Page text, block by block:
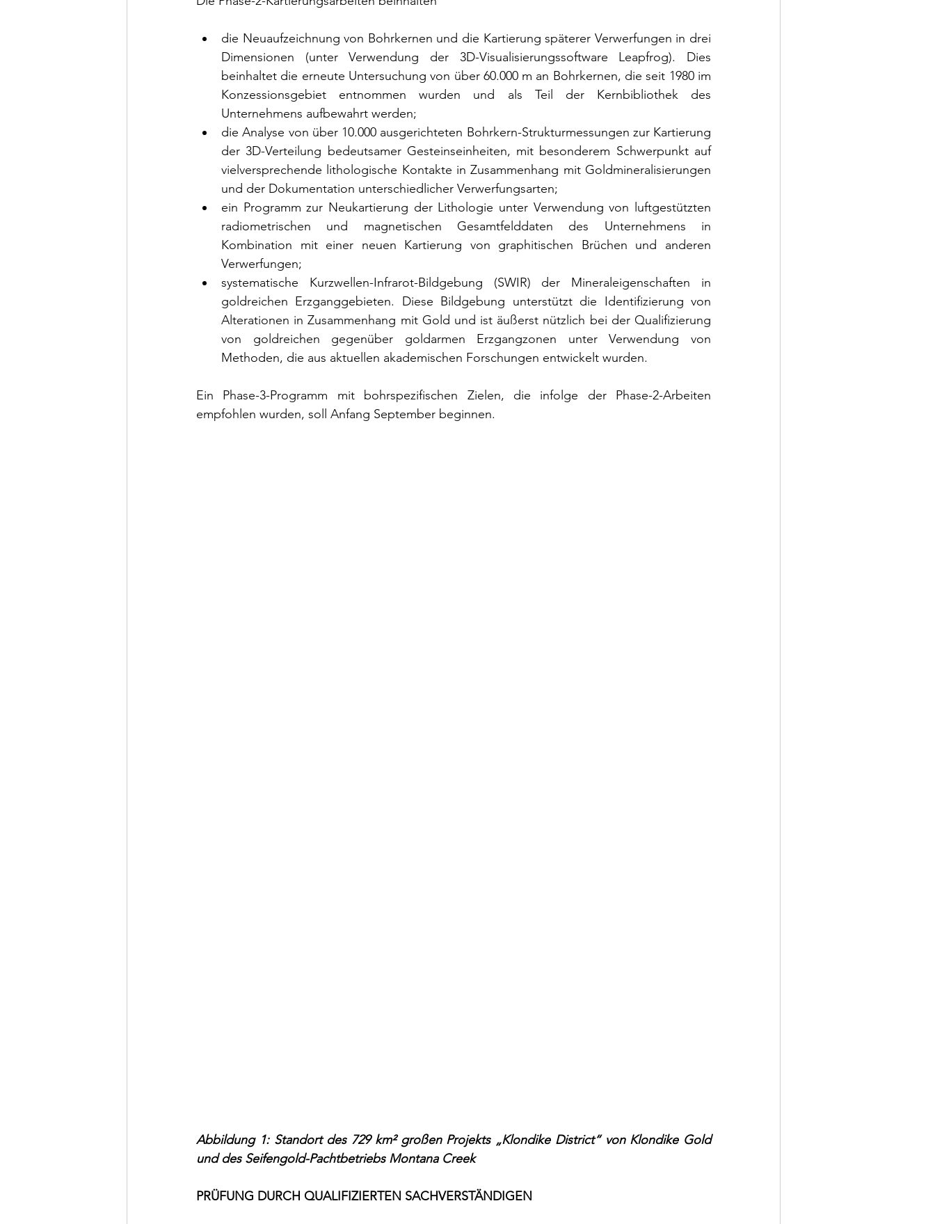
die Neuaufzeichnung von Bohrkernen und die Kartierung späterer Verwerfungen in drei
Dimensionen (unter Verwendung der 3D-Visualisierungssoftware Leapfrog). Dies
beinhaltet die erneute Untersuchung von über 60.000 m an Bohrkernen, die seit 1980 im
Konzessionsgebiet entnommen wurden und als Teil der Kernbibliothek des
Unternehmens aufbewahrt werden;
die Analyse von über 10.000 ausgerichteten Bohrkern-Strukturmessungen zur Kartierung
der 3D-Verteilung bedeutsamer Gesteinseinheiten, mit besonderem Schwerpunkt auf
vielversprechende lithologische Kontakte in Zusammenhang mit Goldmineralisierungen
und der Dokumentation unterschiedlicher Verwerfungsarten;
ein Programm zur Neukartierung der Lithologie unter Verwendung von luftgestützten
radiometrischen und magnetischen Gesamtfelddaten des Unternehmens in
Kombination mit einer neuen Kartierung von graphitischen Brüchen und anderen
Verwerfungen;
systematische Kurzwellen-Infrarot-Bildgebung (SWIR) der Mineraleigenschaften in
goldreichen Erzganggebieten. Diese Bildgebung unterstützt die Identifizierung von
Alterationen in Zusammenhang mit Gold und ist äußerst nützlich bei der Qualifizierung
von goldreichen gegenüber goldarmen Erzgangzonen unter Verwendung von
Methoden, die aus aktuellen akademischen Forschungen entwickelt wurden.
Ein Phase-3-Programm mit bohrspezifischen Zielen, die infolge der Phase-2-Arbeiten
empfohlen wurden, soll Anfang September beginnen.
Abbildung 1: Standort des 729 km² großen Projekts „Klondike District“ von Klondike Gold
und des Seifengold-Pachtbetriebs Montana Creek
PRÜFUNG DURCH QUALIFIZIERTEN SACHVERSTÄNDIGEN